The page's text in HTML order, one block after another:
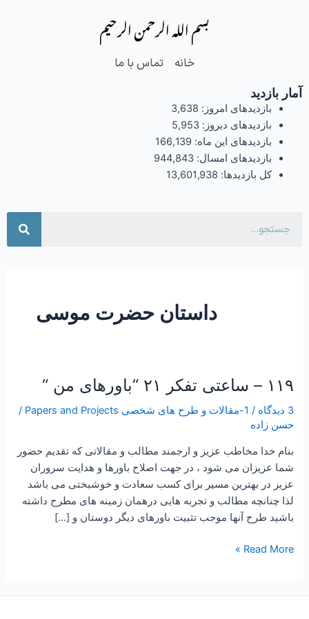
بسم الله الرحمن الرحیم
خانه تماس با ما
آمار بازدید
بازدیدهای امروز: 3,638
بازدیدهای دیروز: 5,953
بازدیدهای این ماه: 166,139
بازدیدهای امسال: 944,843
کل بازدیدها: 13,601,938
داستان حضرت موسی
۱۱۹ – ساعتی تفکر ۲۱ “باورهای من “
3 دیدگاه / 1-مقالات و طرح های شخصی Papers and Projects
/
حسن زاده
بنام خدا مخاطب عزیز و ارجمند مطالب و مقالاتی که تقدیم حضور
شما عزیزان می شود ، در جهت اصلاح باورها و هدایت سروران
عزیز در بهترین مسیر برای کسب سعادت و خوشبختی می باشد
لذا چنانچه مطالب و تجربه هایی درهمان زمینه های مطرح داشته
باشید طرح آنها موجب تثبیت باورهای دیگر دوستان و […]
۱۱۹
ساعتی
تفکر
۲۱
“باورهای
من
“
Read More »